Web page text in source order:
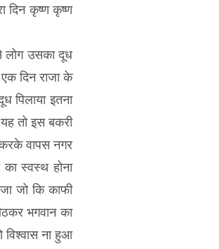
दिन कृष्ण कृष्ण
लोग उसका दूध
दिन राजा के
पिलाया इतना
तो इस बकरी
वापस नगर
स्वस्थ होना
जो कि काफी
भगवान का
विश्वास ना हुआ